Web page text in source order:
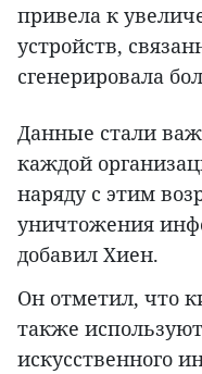
привела к
устройств,
сгенерировала
Данные стали
каждой
наряду с этим
уничтожения
добавил Хиен.
Он отметил, что
также
искусственного